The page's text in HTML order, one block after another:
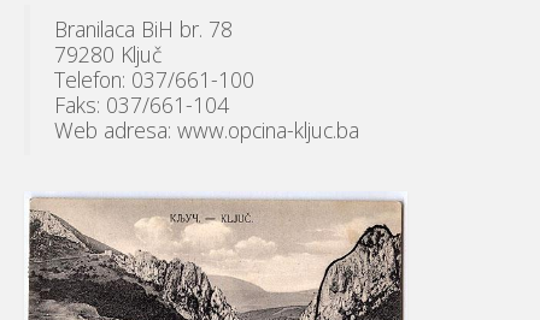
Branilaca BiH br. 78
79280 Ključ
Telefon: 037/661-100
Faks: 037/661-104
Web adresa: www.opcina-kljuc.ba